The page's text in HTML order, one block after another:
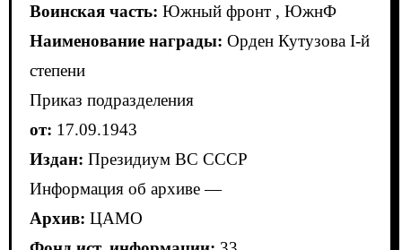
Воинская часть: Южный фронт , ЮжнФ
Наименование награды: Орден Кутузова I-й
степени
Приказ подразделения
от: 17.09.1943
Издан: Президиум ВС СССР
Информация об архиве —
Архив: ЦАМО